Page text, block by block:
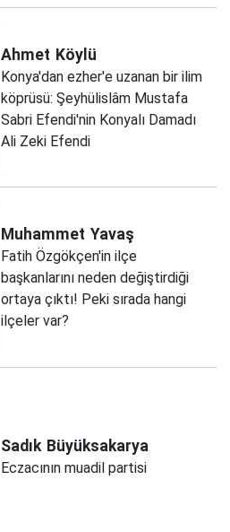
Ahmet Köylü
Konya'dan ezher'e uzanan bir ilim
köprüsü: Şeyhülislâm Mustafa
Sabri Efendi'nin Konyalı Damadı
Ali Zeki Efendi
Muhammet Yavaş
Fatih Özgökçen'in ilçe
başkanlarını neden değiştirdiği
ortaya çıktı! Peki sırada hangi
ilçeler var?
Sadık Büyüksakarya
Eczacının muadil partisi